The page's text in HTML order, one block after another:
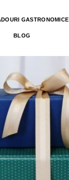
GASTRONOMICE
BLOG